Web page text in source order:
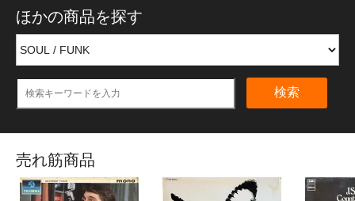
ほかの商品を探す
検索
売れ筋商品